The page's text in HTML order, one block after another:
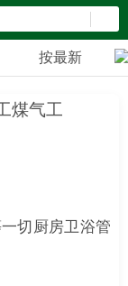
按最新
煤气工
切厨房卫浴管